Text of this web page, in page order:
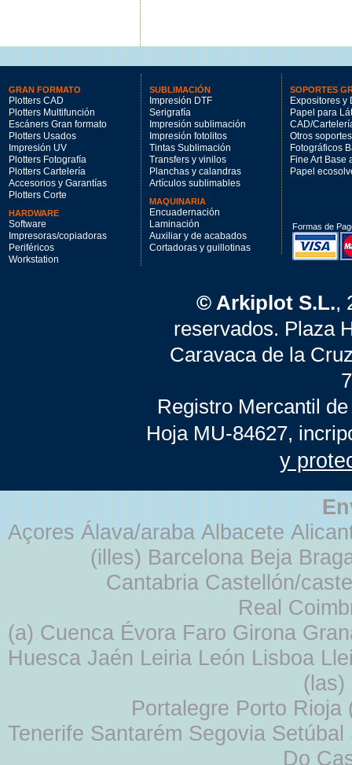
GRAN FORMATO
Plotters CAD
Plotters Multifunción
Escáners Gran formato
Plotters Usados
Impresión UV
Plotters Fotografía
Plotters Cartelería
Accesorios y Garantías
Plotters Corte
HARDWARE
Software
Impresoras/copiadoras
Periféricos
Workstation
SUBLIMACIÓN
Impresión DTF
Serigrafía
Impresión sublimación
Impresión fotolitos
Tintas Sublimación
Transfers y vinilos
Planchas y calandras
Artículos sublimables
MAQUINARIA
Encuadernación
Laminación
Auxiliar y de acabados
Cortadoras y guillotinas
SOPORTES
Expositores y
Papel para
CAD/
Otros soportes
Fotográficos
Fine Art Base
Papel
Formas de
© Arkiplot S.L.,
reservados. Plaza
Caravaca de la
Registro Mercantil
Hoja MU-84627,
y
Açores Álava/araba Albacete
(illes) Barcelona Beja
Cantabria Castellón/
Real
(a) Cuenca Évora Faro Girona
Huesca Jaén Leiria León Lisboa
Portalegre Porto
Tenerife Santarém Segovia
Do